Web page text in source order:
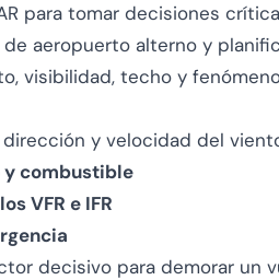
para tomar decisiones
aeropuerto alterno y
visibilidad, techo y
y velocidad del
y combustible
VFR e IFR
decisivo para demorar un